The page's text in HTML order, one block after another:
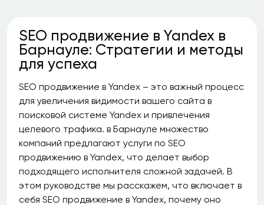
SEO продвижение в Yandex в
Барнауле: Стратегии и методы
для успеха
SEO продвижение в Yandex – это важный процесс
для увеличения видимости вашего сайта в
поисковой системе Yandex и привлечения
целевого трафика. в Барнауле множество
компаний предлагают услуги по SEO
продвижению в Yandex, что делает выбор
подходящего исполнителя сложной задачей. В
этом руководстве мы расскажем, что включает в
себя SEO продвижение в Yandex, почему оно